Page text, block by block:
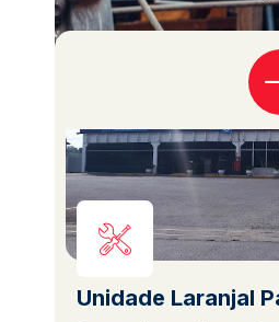
Unidade Laranjal